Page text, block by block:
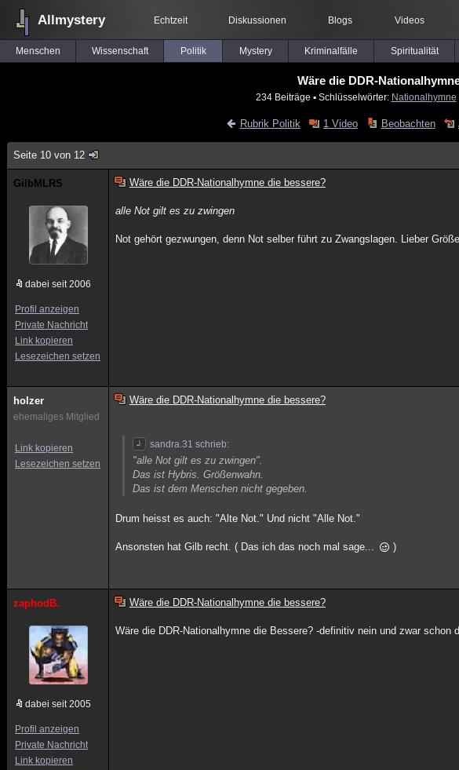
Allmystery Echtzeit Diskussionen Blogs Videos
Menschen Wissenschaft Politik Mystery Kriminalfälle Spiritualität
Wäre die DDR-
234 Beiträge ▪ Schlüsselwörter: Nationalhymne
Rubrik Politik 1 Video Beobachten
Seite 10 von 12
GilbMLRS
dabei seit 2006
Profil anzeigen
Private Nachricht
Link kopieren
Lesezeichen setzen
Wäre die DDR-Nationalhymne die bessere?
alle Not gilt es zu zwingen
Not gehört gezwungen, denn Not selber führt zu Zwangslagen. Lieber
holzer
ehemaliges Mitglied
Link kopieren
Lesezeichen setzen
Wäre die DDR-Nationalhymne die bessere?
sandra.31 schrieb:
"alle Not gilt es zu zwingen".
Das ist Hybris. Größenwahn.
Das ist dem Menschen nicht gegeben.
Drum heisst es auch: "Alte Not." Und nicht "Alle Not."
Ansonsten hat Gilb recht. ( Das ich das noch mal sage... )
zaphodB.
dabei seit 2005
Profil anzeigen
Private Nachricht
Link kopieren
Wäre die DDR-Nationalhymne die bessere?
Wäre die DDR-Nationalhymne die Bessere? -definitiv nein und zwar schon